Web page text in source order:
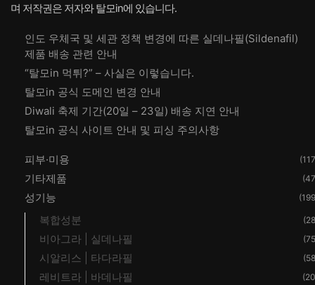
며 저작권은 저자와 탈모in에 있습니다.
인도 우체국 및 세관 정책 변경에 따른 실데나필(Sildenafil)
제품 배송 관련 안내
“탈모in 먹튀?” – 사실은 이렇습니다.
탈모in 공식 도메인 변경 안내
Diwali 축제 기간(20일 – 23일) 배송 지연 안내
탈모in 공식 사이트 안내 및 피싱 주의사항
피부·미용
기타제품
성기능
복합성분
비아그라 | 실데나필
시알리스 | 타다라필
레비트라 | 바데나필